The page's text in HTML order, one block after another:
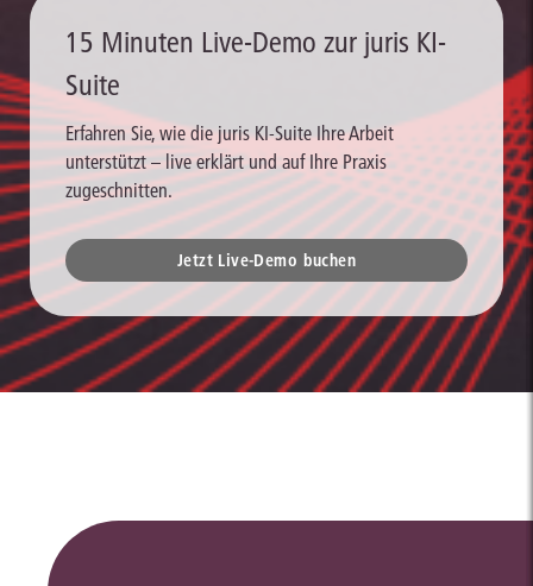
15 Minuten Live-Demo zur juris KI-
Suite
Erfahren Sie, wie die juris KI-Suite Ihre Arbeit
unterstützt – live erklärt und auf Ihre Praxis
zugeschnitten.
Jetzt Live-Demo buchen